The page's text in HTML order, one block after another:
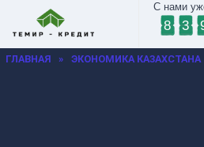
С нами
8 3
ГЛАВНАЯ » ЭКОНОМИКА КАЗАХСТАНА